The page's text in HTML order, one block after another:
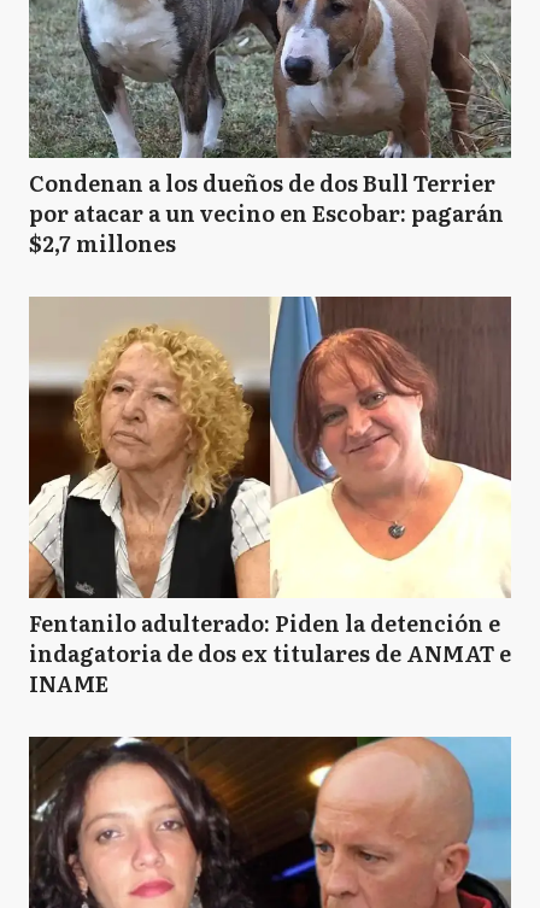
Condenan a los dueños de dos Bull Terrier
por atacar a un vecino en Escobar: pagarán
$2,7 millones
Fentanilo adulterado: Piden la detención e
indagatoria de dos ex titulares de ANMAT e
INAME